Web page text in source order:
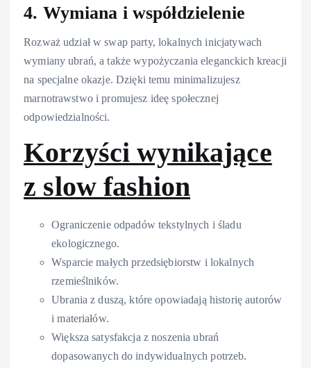
4. Wymiana i współdzielenie
Rozważ udział w swap party, lokalnych inicjatywach
wymiany ubrań, a także wypożyczania eleganckich kreacji
na specjalne okazje. Dzięki temu minimalizujesz
marnotrawstwo i promujesz ideę społecznej
odpowiedzialności.
Korzyści wynikające
z slow fashion
Ograniczenie odpadów tekstylnych i śladu
ekologicznego.
Wsparcie małych przedsiębiorstw i lokalnych
rzemieślników.
Ubrania z duszą, które opowiadają historię autorów
i materiałów.
Większa satysfakcja z noszenia ubrań
dopasowanych do indywidualnych potrzeb.